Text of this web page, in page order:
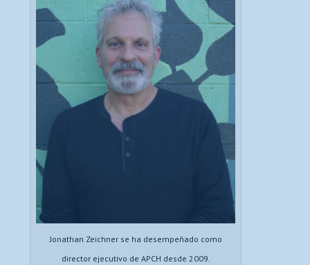
Jonathan Zeichner se ha desempeñado como
director ejecutivo de APCH desde 2009.